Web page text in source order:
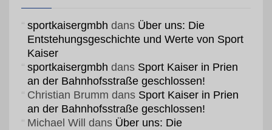
sportkaisergmbh dans Über uns: Die
Entstehungsgeschichte und Werte von Sport
Kaiser
sportkaisergmbh dans Sport Kaiser in Prien
an der Bahnhofsstraße geschlossen!
Christian Brumm dans Sport Kaiser in Prien
an der Bahnhofsstraße geschlossen!
Michael Will
dans Über uns: Die